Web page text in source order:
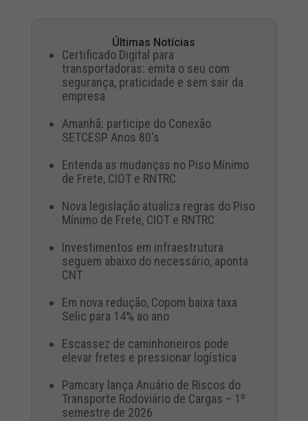
Últimas Notícias
Certificado Digital para
transportadoras: emita o seu com
segurança, praticidade e sem sair da
empresa
Amanhã: participe do Conexão
SETCESP Anos 80's
Entenda as mudanças no Piso Mínimo
de Frete, CIOT e RNTRC
Nova legislação atualiza regras do Piso
Mínimo de Frete, CIOT e RNTRC
Investimentos em infraestrutura
seguem abaixo do necessário, aponta
CNT
Em nova redução, Copom baixa taxa
Selic para 14% ao ano
Escassez de caminhoneiros pode
elevar fretes e pressionar logística
Pamcary lança Anuário de Riscos do
Transporte Rodoviário de Cargas – 1º
semestre de 2026